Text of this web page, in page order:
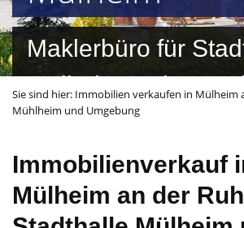
Maklerbüro für
Mülheim und
Sie sind hier: Immobilien verkaufen in Mülheim
Mühlheim und Umgebung
Immobilienverkauf
Mülheim an der